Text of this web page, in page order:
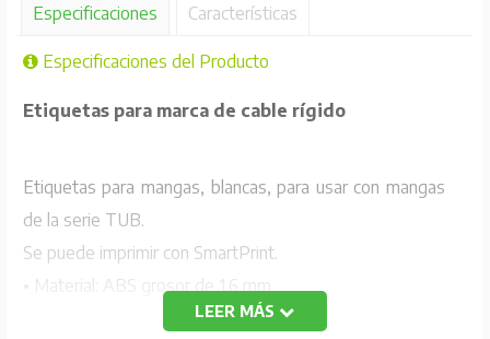
Especificaciones Características
Especificaciones del Producto
Etiquetas para marca de cable rígido
Etiquetas para mangas, blancas, para usar con mangas
de la serie TUB.
Se puede imprimir con SmartPrint.
• Material: ABS grosor de 1,6 mm.
• Temperatura de trabajo: -40 ° / + 80 ° C.
LEER MÁS